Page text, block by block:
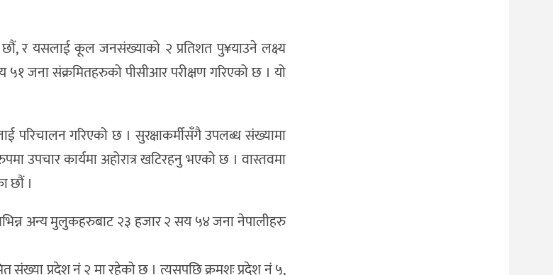
र यसलाई कूल जनसंख्याको २ प्रतिशत पु¥याउने लक्ष्य
५१ जना संक्रमितहरुको पीसीआर परीक्षण गरिएको छ । यो
परिचालन गरिएको छ । सुरक्षाकर्मीसँगै उपलब्ध संख्यामा
उपचार कार्यमा अहोरात्र खटिरहनु भएको छ । वास्तवमा
छौं ।
अन्य मुलुकहरुबाट २३ हजार २ सय ५४ जना नेपालीहरु